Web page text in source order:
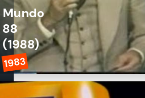
Mundo
88
(1988)
1983